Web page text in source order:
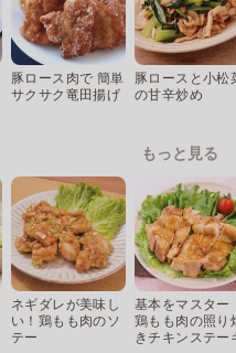
豚ロース肉で 簡単
サクサク竜田揚げ
豚ロースと小松
の甘辛炒め
もっと見る
ネギダレが美味し
い！鶏もも肉のソ
テー
基本をマスター
鶏もも肉の照り
きチキンステー